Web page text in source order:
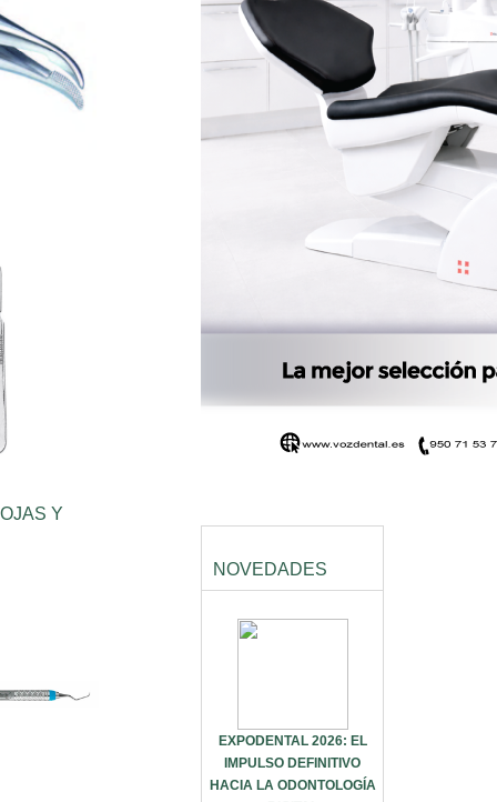
Y
NOVEDADES
EXPODENTAL 2026: EL
IMPULSO DEFINITIVO
HACIA LA ODONTOLOGÍA